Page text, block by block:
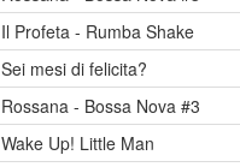
Il Profeta - Rumba Shake
Sei mesi di felicita?
Rossana - Bossa Nova #3
Wake Up! Little Man